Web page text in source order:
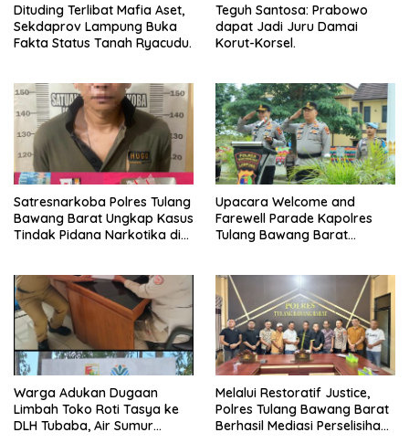
Dituding Terlibat Mafia Aset,
Sekdaprov Lampung Buka
Fakta Status Tanah Ryacudu.
Teguh Santosa: Prabowo
dapat Jadi Juru Damai
Korut-Korsel.
Satresnarkoba Polres Tulang
Bawang Barat Ungkap Kasus
Tindak Pidana Narkotika di
Upacara Welcome and
Farewell Parade Kapolres
Tulang Bawang Barat
Warga Adukan Dugaan
Limbah Toko Roti Tasya ke
DLH Tubaba, Air Sumur
Melalui Restoratif Justice,
Polres Tulang Bawang Barat
Berhasil Mediasi Perselisihan